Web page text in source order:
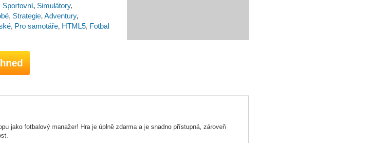
Sportovní, Simulátory,
, Strategie, Adventury,
, Pro samotáře, HTML5, Fotbal
jako fotbalový manažer! Hra je úplně zdarma a je snadno přístupná, zároveň